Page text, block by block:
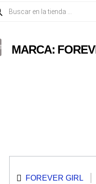
MARCA:
FOREVER GIRL